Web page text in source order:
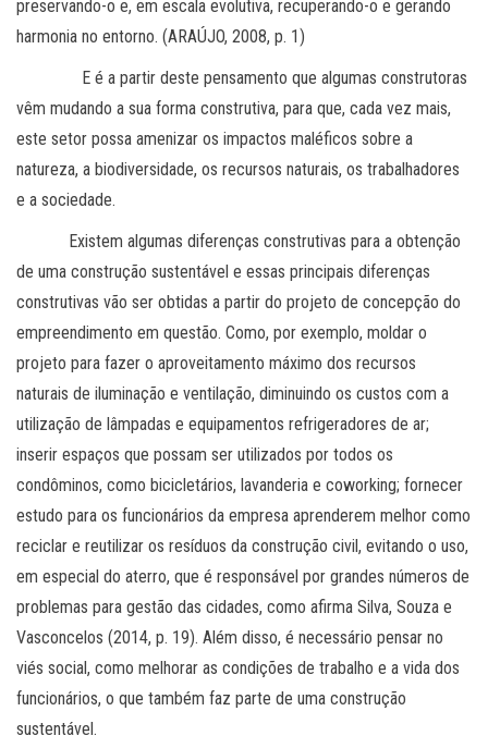
preservando-o e, em escala evolutiva, recuperando-o e gerando
harmonia no entorno. (ARAÚJO, 2008, p. 1)
E é a partir deste pensamento que algumas construtoras
vêm mudando a sua forma construtiva, para que, cada vez mais,
este setor possa amenizar os impactos maléficos sobre a
natureza, a biodiversidade, os recursos naturais, os trabalhadores
e a sociedade.
Existem algumas diferenças construtivas para a obtenção
de uma construção sustentável e essas principais diferenças
construtivas vão ser obtidas a partir do projeto de concepção do
empreendimento em questão. Como, por exemplo, moldar o
projeto para fazer o aproveitamento máximo dos recursos
naturais de iluminação e ventilação, diminuindo os custos com a
utilização de lâmpadas e equipamentos refrigeradores de ar;
inserir espaços que possam ser utilizados por todos os
condôminos, como bicicletários, lavanderia e coworking; fornecer
estudo para os funcionários da empresa aprenderem melhor como
reciclar e reutilizar os resíduos da construção civil, evitando o uso,
em especial do aterro, que é responsável por grandes números de
problemas para gestão das cidades, como afirma Silva, Souza e
Vasconcelos (2014, p. 19). Além disso, é necessário pensar no
viés social, como melhorar as condições de trabalho e a vida dos
funcionários, o que também faz parte de uma construção
sustentável.